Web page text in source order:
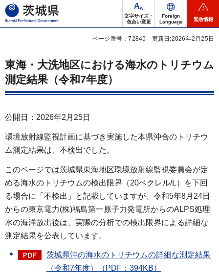
茨城県
文字サイズ・
色合い変更
Foreign
Language
緊急情報
ページ番号：72845 更新日:2026年2月25日
東海・大洗地区における海水のトリチウム
測定結果（令和7年度）
公開日：2026年2月25日
環境放射線監視計画に基づき実施した本県沖合のトリチウ
ム測定結果は、不検出でした。
このページでは茨城県東海地区環境放射線監視委員会が定
める海水のトリチウムの検出限界（20ベクレル/L）を下回
る場合に「不検出」と記載していますが、令和5年8月24日
からの東京電力(株)福島第一原子力発電所からのALPS処理
水の海洋放出後は、実際の分析での検出限界による詳細な
測定結果を公表しています。
茨城県沖の海水のトリチウムの詳細な測定結果
（令和7年度）（PDF：394KB）